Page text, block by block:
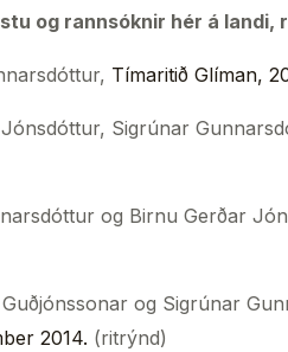
og rannsóknir hér á landi,
Tímaritið Glíman,
Sigrúnar
og Birnu Gerðar
og Sigrúnar
2014. (ritrýnd)